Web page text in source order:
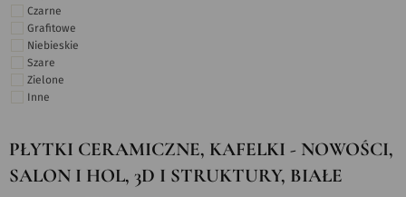
Czarne
Grafitowe
Niebieskie
Szare
Zielone
Inne
PŁYTKI CERAMICZNE, KAFELKI - NOWOŚCI,
SALON I HOL, 3D I STRUKTURY, BIAŁE